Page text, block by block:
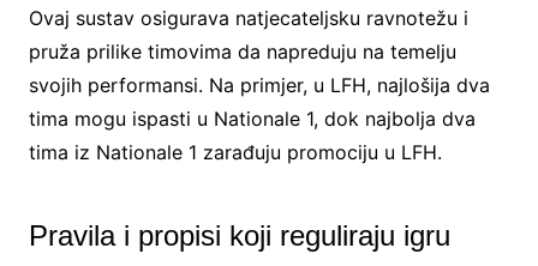
Ovaj sustav osigurava natjecateljsku ravnotežu i
pruža prilike timovima da napreduju na temelju
svojih performansi. Na primjer, u LFH, najlošija dva
tima mogu ispasti u Nationale 1, dok najbolja dva
tima iz Nationale 1 zarađuju promociju u LFH.
Pravila i propisi koji reguliraju igru